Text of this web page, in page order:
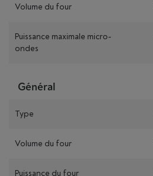
Volume du four
Puissance maximale micro-
ondes
Général
Type
Volume du four
Puissance du four